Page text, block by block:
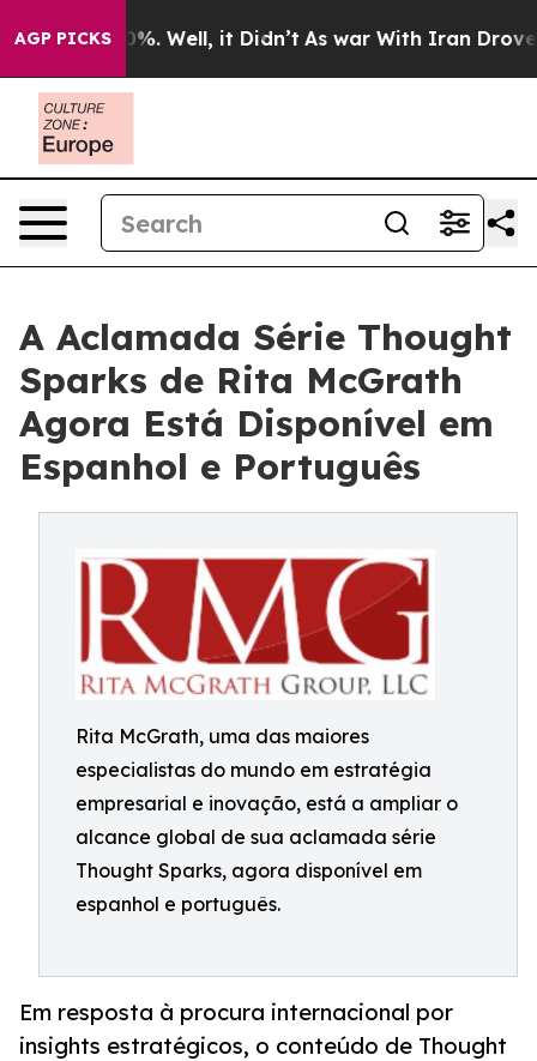
AGP PICKS
40%. Well, it Didn’t As war With Iran Drove oil
A Aclamada Série Thought
Sparks de Rita McGrath
Agora Está Disponível em
Espanhol e Português
Rita McGrath, uma das maiores
especialistas do mundo em estratégia
empresarial e inovação, está a ampliar o
alcance global de sua aclamada série
Thought Sparks, agora disponível em
espanhol e português.
Em resposta à procura internacional por
insights estratégicos, o conteúdo de Thought